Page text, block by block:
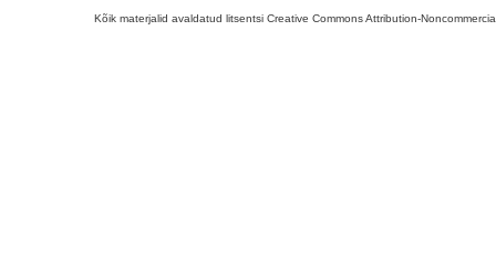
Kõik materjalid avaldatud litsentsi Creative Commons Attribution-